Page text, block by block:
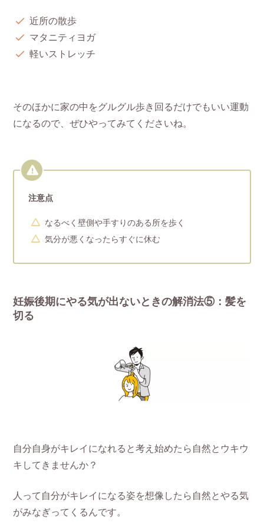
近所の散歩
マタニティヨガ
軽いストレッチ
そのほかに家の中をグルグル歩き回るだけでもいい運動
になるので、ぜひやってみてくださいね。
注意点
なるべく壁側や手すりのある所を歩く
気分が悪くなったらすぐに休む
妊娠後期にやる気が出ないときの解消法⑤：髪を
切る
自分自身がキレイになれると考え始めたら自然とウキウ
キしてきませんか？
人って自分がキレイになる姿を想像したら自然とやる気
がみなぎってくるんです。